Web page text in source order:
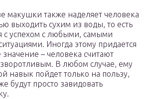
макушки также наделяет человека
выходить сухим из воды, то есть
с успехом с любыми, самыми
Иногда этому придается
значение – человека считают
В любом случае, ему
навык пойдет только на пользу,
будут просто завидовать